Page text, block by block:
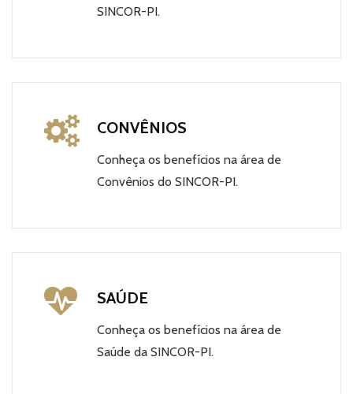
SINCOR-PI.
CONVÊNIOS
Conheça os benefícios na área de
Convênios do SINCOR-PI.
SAÚDE
Conheça os benefícios na área de
Saúde da SINCOR-PI.